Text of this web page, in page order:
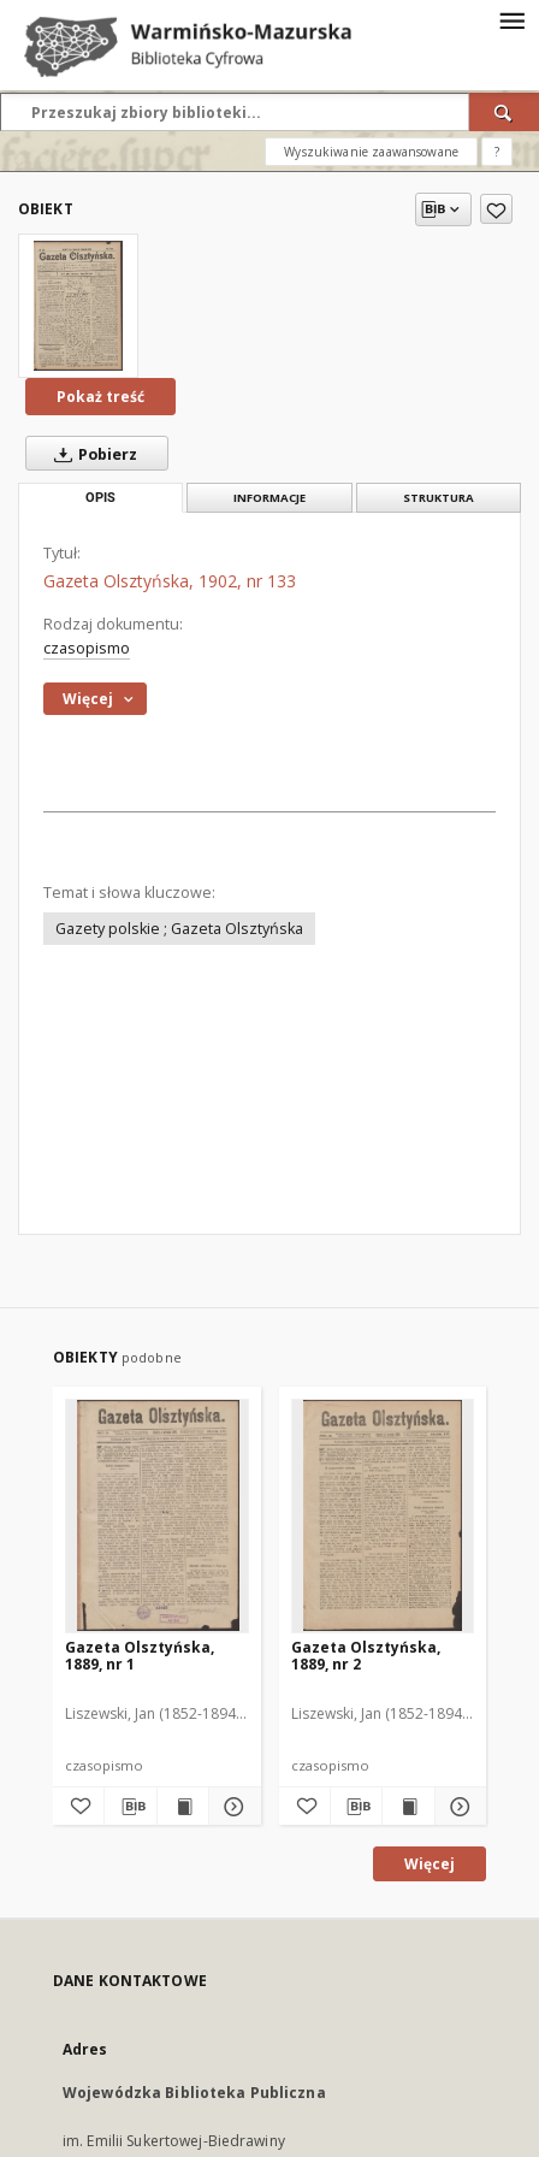
Wyszukiwanie zaawansowane ?
OBIEKT
Pokaż treść
Pobierz
OPIS INFORMACJE STRUKTURA
Tytuł:
Gazeta Olsztyńska, 1902, nr 133
Rodzaj dokumentu:
czasopismo
Więcej
Temat i słowa kluczowe:
Gazety polskie ; Gazeta Olsztyńska
OBIEKTY podobne
Gazeta Olsztyńska,
1889, nr 1
Liszewski, Jan (1852-1894). Red.
czasopismo
Gazeta Olsztyńska,
1889, nr 2
Liszewski, Jan (1852-1894). Red.
czasopismo
Więcej
DANE KONTAKTOWE
Adres
Wojewódzka Biblioteka Publiczna
im. Emilii Sukertowej-Biedrawiny